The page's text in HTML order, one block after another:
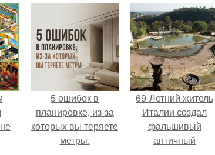
5 ошибок в
планировке, из-за
которых вы теряете
метры.
69-Летний житель
Италии создал
фальшивый
античный